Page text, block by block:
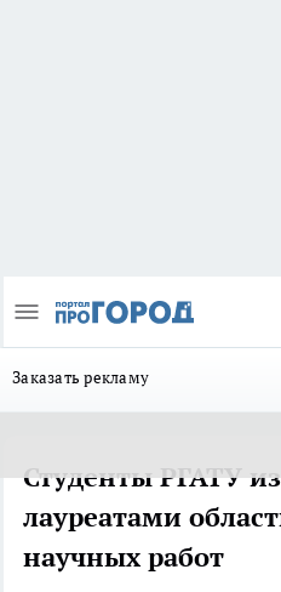
Заказать рекламу
Студенты РГАТУ
лауреатами
научных работ